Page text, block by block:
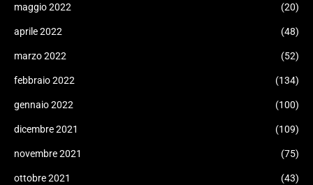
maggio 2022 (20)
aprile 2022 (48)
marzo 2022 (52)
febbraio 2022 (134)
gennaio 2022 (100)
dicembre 2021 (109)
novembre 2021 (75)
ottobre 2021 (43)